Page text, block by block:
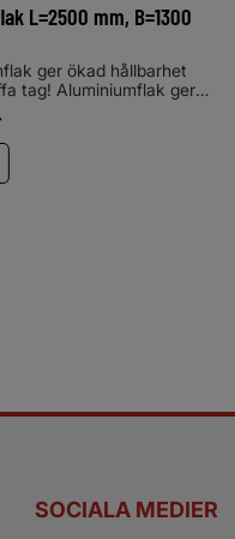
L=2500 mm, B=1300
ger ökad hållbarhet
tag! Aluminiumflak ger
SOCIALA MEDIER